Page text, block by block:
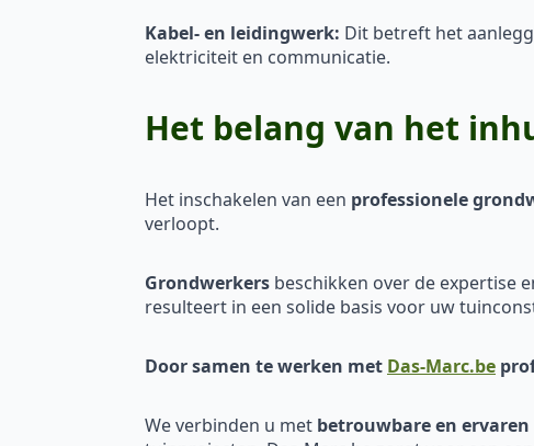
Kabel- en leidingwerk: Dit betreft het
elektriciteit en communicatie.
Het belang van het
Het inschakelen van een professionele
verloopt.
Grondwerkers beschikken over de expertise
resulteert in een solide basis voor uw
Door samen te werken met Das-Marc.be
We verbinden u met betrouwbare en ervaren